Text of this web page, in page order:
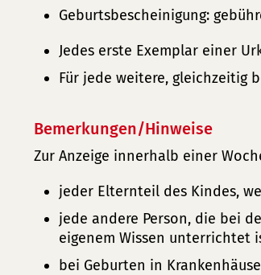
Geburtsbescheinigung:
Jedes erste Exemplar einer
Für jede weitere, gleichzeitig
Bemerkungen/Hinweise
Zur Anzeige innerhalb einer
jeder Elternteil des Kindes,
jede andere Person, die bei
eigenem Wissen unterrichtet
bei Geburten in